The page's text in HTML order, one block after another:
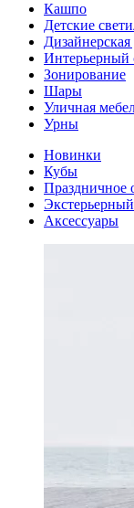
Кашпо
Детские
Дизайнерская
Интерьерный
Зонирование
Шары
Уличная
Урны
Новинки
Кубы
Праздничное
Аксессуары